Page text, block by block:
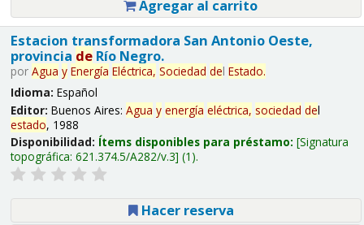
Agregar al carrito
Estacion transformadora San Antonio Oeste,
provincia deRío Negro.
por Agua y Energía Eléctrica, Sociedad del Estado.
Idioma: Español
Editor: Buenos Aires: Agua y energía eléctrica, sociedad del
estado, 1988
Disponibilidad: Ítems disponibles para préstamo: Signatura
topográfica: 621.374.5/A282/v.3 (1).
Hacer reserva